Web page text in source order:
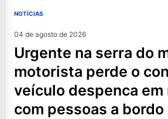
NOTÍCIAS
04 de agosto de 2026
urgente na serra do marçal:
motorista perde o
veículo despenca
com pessoas a bordo